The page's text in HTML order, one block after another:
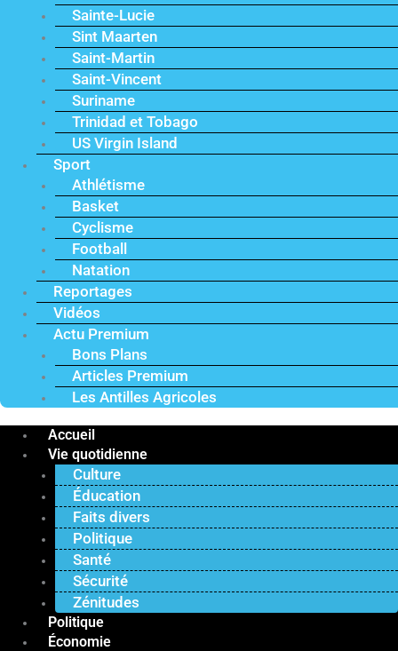
Sainte-Lucie
Sint Maarten
Saint-Martin
Saint-Vincent
Suriname
Trinidad et Tobago
US Virgin Island
Sport
Athlétisme
Basket
Cyclisme
Football
Natation
Reportages
Vidéos
Actu Premium
Bons Plans
Articles Premium
Les Antilles Agricoles
Accueil
Vie quotidienne
Culture
Éducation
Faits divers
Politique
Santé
Sécurité
Zénitudes
Politique
Économie